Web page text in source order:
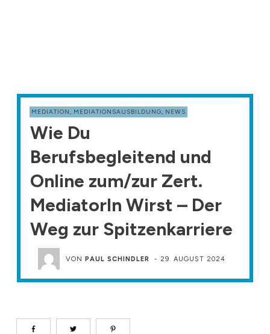
MEDIATION, MEDIATIONSAUSBILDUNG, NEWS
Wie Du
Berufsbegleitend und
Online zum/zur Zert.
MediatorIn Wirst – Der
Weg zur Spitzenkarriere
VON PAUL SCHINDLER - 29. AUGUST 2024